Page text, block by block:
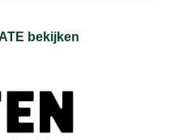
bekijken